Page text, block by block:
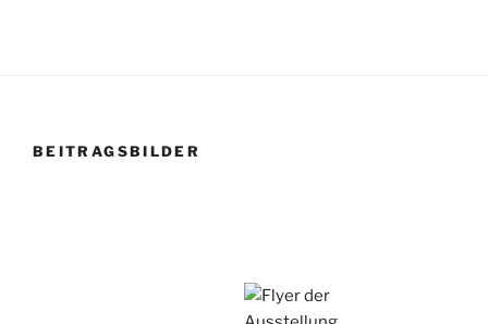
BEITRAGSBILDER